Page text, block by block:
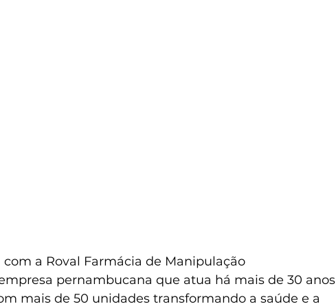
a Roval Farmácia de Manipulação
pernambucana que atua há mais de 30 anos
mais de 50 unidades transformando a saúde e a